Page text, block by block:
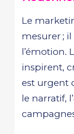
Le
mesurer ;
l’émotion.
inspirent,
est urgent
le narratif,